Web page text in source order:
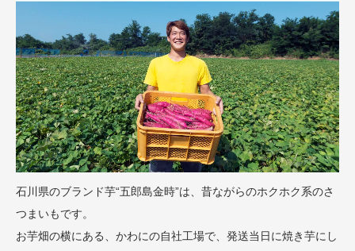
石川県のブランド芋“五郎島金時”は、昔ながらのホクホク系のさ
つまいもです。
お芋畑の横にある、かわにの自社工場で、発送当日に焼き芋にし